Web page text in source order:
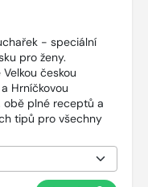
- speciální
pro ženy.
českou
Hrníčkovou
obě plné receptů a
tipů pro všechny